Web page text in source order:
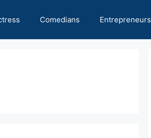
Comedians Entrepreneurs